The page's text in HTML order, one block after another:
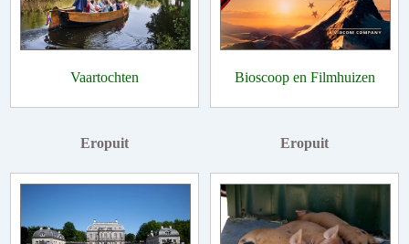
Vaartochten Bioscoop en Filmhuizen
Eropuit Eropuit